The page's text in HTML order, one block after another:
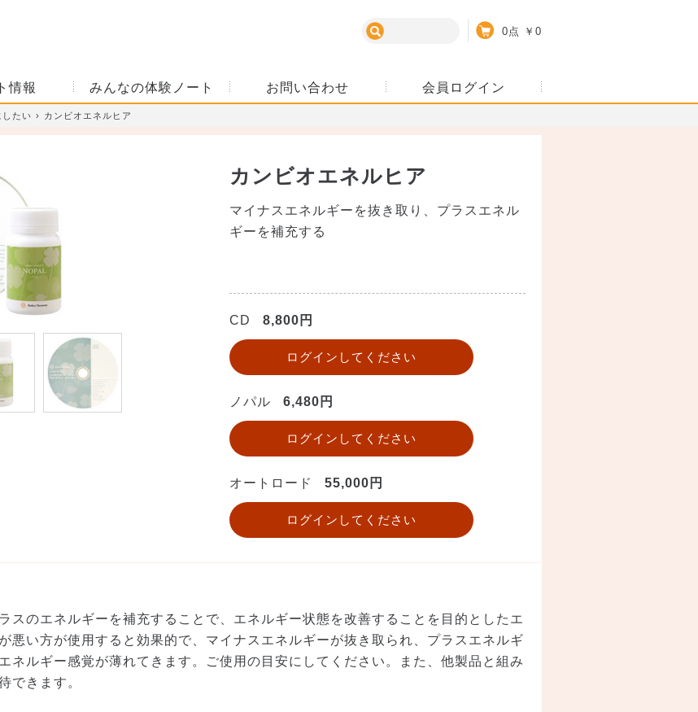
0点 ￥0
情報 みんなの体験ノート お問い合わせ 会員ログイン
したい カンビオエネルヒア
カンビオエネルヒア
マイナスエネルギーを抜き取り、プラスエネル
ギーを補充する
CD 8,800円
ログインしてください
ノパル 6,480円
ログインしてください
オートロード 55,000円
ログインしてください
スのエネルギーを補充することで、エネルギー状態を改善することを目的としたエ
悪い方が使用すると効果的で、マイナスエネルギーが抜き取られ、プラスエネルギ
ネルギー感覚が薄れてきます。ご使用の目安にしてください。また、他製品と組み
できます。